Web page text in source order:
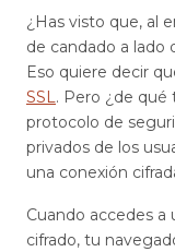
¿Has visto que, al
de candado a lado
Eso quiere decir
SSL. Pero ¿de qué
protocolo de
privados de los
una conexión
Cuando accedes a
cifrado, tu